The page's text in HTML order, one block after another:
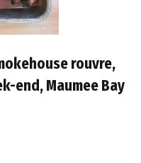
rouvre,
end, Maumee Bay